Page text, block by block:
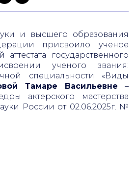
и высшего образования
присвоило ученое
государственного
ученого звания:
специальности «Виды
Тамаре Васильевне –
актерского мастерства
России от 02.06.2025г. №